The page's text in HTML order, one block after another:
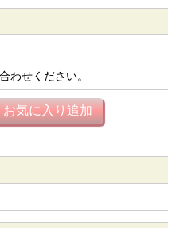
わせください。
お気に入り追加